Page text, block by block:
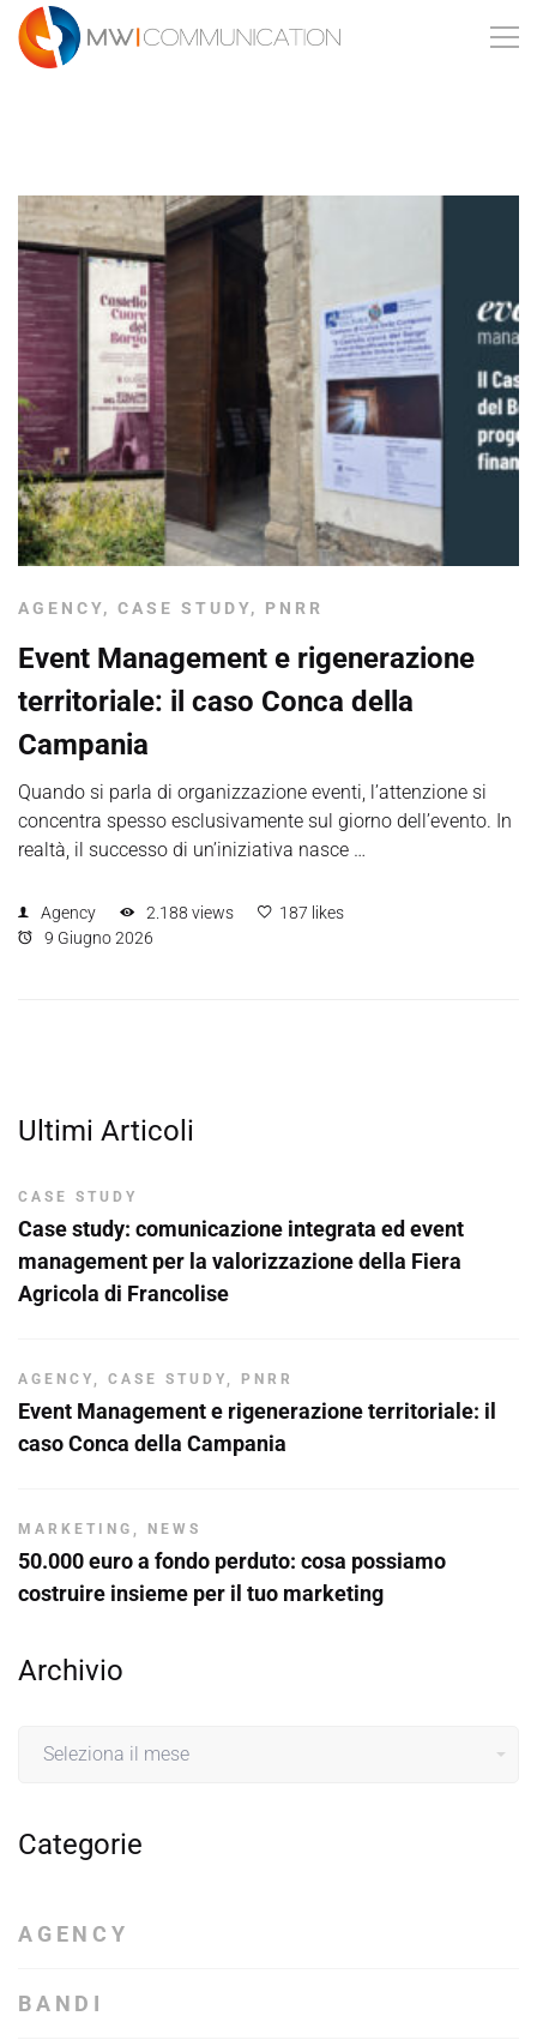
AGENCY, CASE STUDY, PNRR
Event Management e rigenerazione
territoriale: il caso Conca della
Campania
Quando si parla di organizzazione eventi, l’attenzione si
concentra spesso esclusivamente sul giorno dell’evento. In
realtà, il successo di un’iniziativa nasce …
Agency 2.188 views
187 likes
9 Giugno 2026
Ultimi Articoli
CASE STUDY
Case study: comunicazione integrata ed event
management per la valorizzazione della Fiera
Agricola di Francolise
AGENCY , CASE STUDY , PNRR
Event Management e rigenerazione territoriale: il
caso Conca della Campania
MARKETING , NEWS
50.000 euro a fondo perduto: cosa possiamo
costruire insieme per il tuo marketing
Archivio
Categorie
AGENCY
BANDI